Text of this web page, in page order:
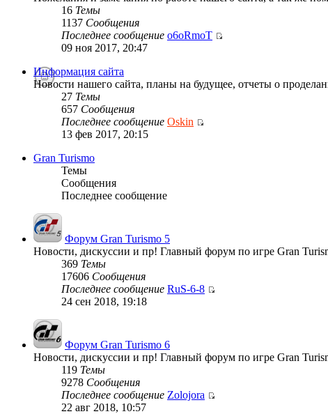
16 Темы
1137 Сообщения
Последнее сообщение o6oRmoT
09 ноя 2017, 20:47
Информация сайта
Новости нашего сайта, планы на будущее, отчеты о
27 Темы
657 Сообщения
Последнее сообщение Oskin
13 фев 2017, 20:15
Gran Turismo
Темы
Сообщения
Последнее сообщение
Форум Gran Turismo 5
Новости, дискуссии и пр! Главный форум по игре Gran
369 Темы
17606 Сообщения
Последнее сообщение RuS-6-8
24 сен 2018, 19:18
Форум Gran Turismo 6
Новости, дискуссии и пр! Главный форум по игре Gran
119 Темы
9278 Сообщения
Последнее сообщение Zolojora
22 авг 2018, 10:57